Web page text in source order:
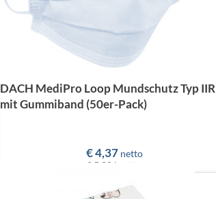
DACH MediPro Loop Mundschutz Typ IIR
mit Gummiband (50er-Pack)
€4,37 netto
€ 5,20 brutto